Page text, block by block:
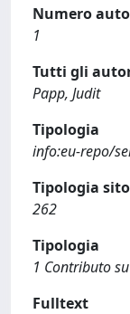
Numero
1
Tutti gli
Papp, Judit
Tipologia
info:eu-repo/
Tipologia
262
Tipologia
1 Contributo
Fulltext